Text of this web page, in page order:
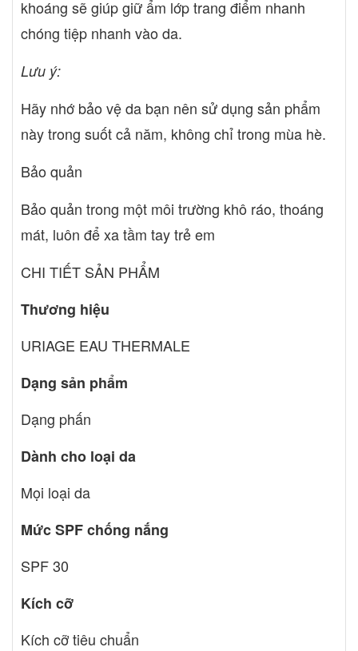
khoáng sẽ giúp giữ ẩm lớp trang điểm nhanh
chóng tiệp nhanh vào da.
Lưu ý:
Hãy nhớ bảo vệ da bạn nên sử dụng sản phẩm
này trong suốt cả năm, không chỉ trong mùa hè.
Bảo quản
Bảo quản trong một môi trường khô ráo, thoáng
mát, luôn để xa tầm tay trẻ em
CHI TIẾT SẢN PHẨM
Thương hiệu
URIAGE EAU THERMALE
Dạng sản phẩm
Dạng phấn
Dành cho loại da
Mọi loại da
Mức SPF chống nắng
SPF 30
Kích cỡ
Kích cỡ tiêu chuẩn